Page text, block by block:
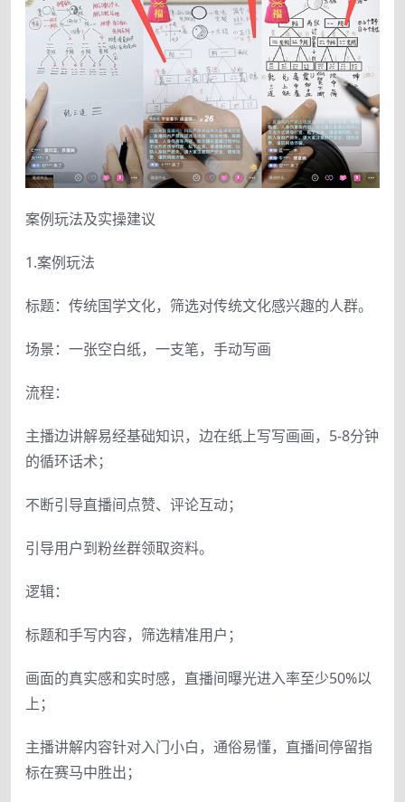
案例玩法及实操建议
1.案例玩法
标题：传统国学文化，筛选对传统文化感兴趣的人群。
场景：一张空白纸，一支笔，手动写画
流程：
主播边讲解易经基础知识，边在纸上写写画画，5-8分钟
的循环话术；
不断引导直播间点赞、评论互动；
引导用户到粉丝群领取资料。
逻辑：
标题和手写内容，筛选精准用户；
画面的真实感和实时感，直播间曝光进入率至少50%以
上；
主播讲解内容针对入门小白，通俗易懂，直播间停留指
标在赛马中胜出；